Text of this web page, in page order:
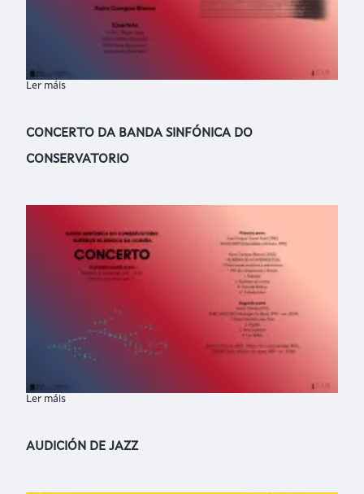
Ler máis
CONCERTO DA BANDA SINFÓNICA DO
CONSERVATORIO
Ler máis
AUDICIÓN DE JAZZ